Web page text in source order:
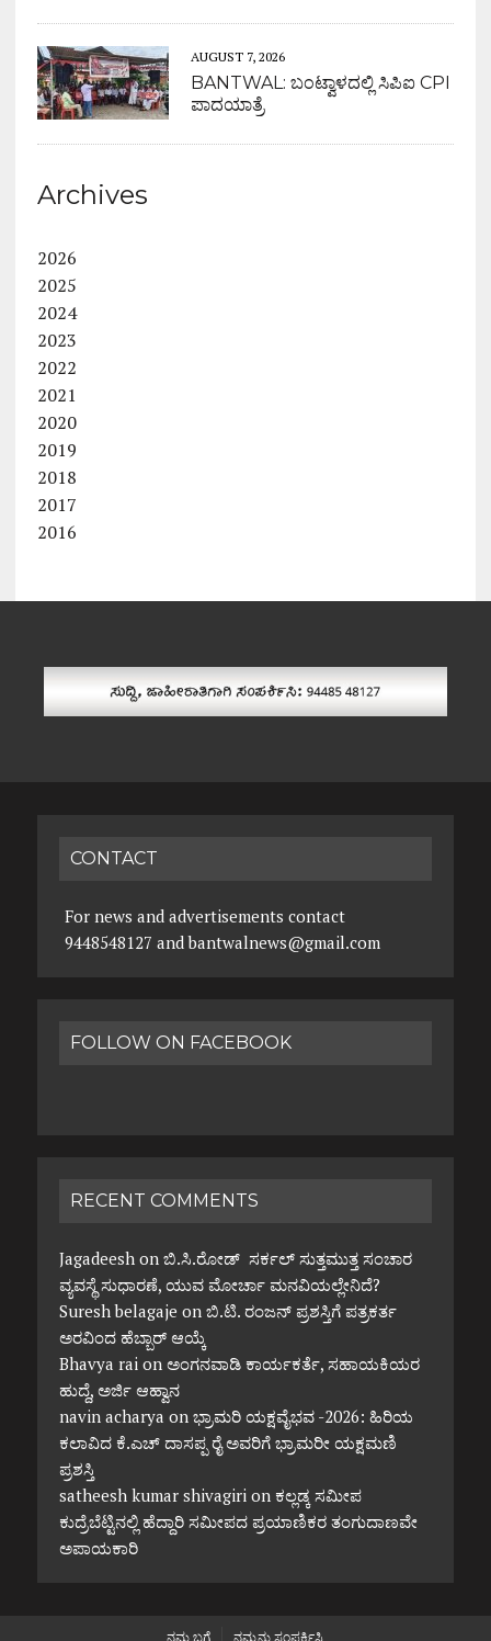
AUGUST 7, 2026
BANTWAL: ಬಂಟ್ವಾಳದಲ್ಲಿ ಸಿಪಿಐ CPI
ಪಾದಯಾತ್ರೆ
Archives
2026
2025
2024
2023
2022
2021
2020
2019
2018
2017
2016
CONTACT
For news and advertisements contact
9448548127 and bantwalnews@gmail.com
FOLLOW ON FACEBOOK
RECENT COMMENTS
Jagadeeshon ಬಿ.ಸಿ.ರೋಡ್ ಸರ್ಕಲ್ ಸುತ್ತಮುತ್ತ ಸಂಚಾರ
ವ್ಯವಸ್ಥೆ ಸುಧಾರಣೆ, ಯುವ ಮೋರ್ಚಾ ಮನವಿಯಲ್ಲೇನಿದೆ?
Suresh belagaje on ಬಿ.ಟಿ. ರಂಜನ್ ಪ್ರಶಸ್ತಿಗೆ ಪತ್ರಕರ್ತ
ಅರವಿಂದ ಹೆಬ್ಬಾರ್ ಆಯ್ಕೆ
Bhavya raion ಅಂಗನವಾಡಿ ಕಾರ್ಯಕರ್ತೆ, ಸಹಾಯಕಿಯರ
ಹುದ್ದೆ, ಅರ್ಜಿ ಆಹ್ವಾನ
navin acharya on ಭ್ರಾಮರಿ ಯಕ್ಷವೈಭವ -2026: ಹಿರಿಯ
ಕಲಾವಿದ ಕೆ.ಎಚ್ ದಾಸಪ್ಪ ರೈ ಅವರಿಗೆ ಭ್ರಾಮರೀ ಯಕ್ಷಮಣಿ
ಪ್ರಶಸ್ತಿ
satheesh kumar shivagirion ಕಲ್ಲಡ್ಕ ಸಮೀಪ
ಕುದ್ರೆಬೆಟ್ಟಿನಲ್ಲಿ ಹೆದ್ದಾರಿ ಸಮೀಪದ ಪ್ರಯಾಣಿಕರ ತಂಗುದಾಣವೇ
ಅಪಾಯಕಾರಿ
ನಮ್ಮ ಬಗ್ಗೆ ನಮ್ಮನ್ನು ಸಂಪರ್ಕಿಸಿ